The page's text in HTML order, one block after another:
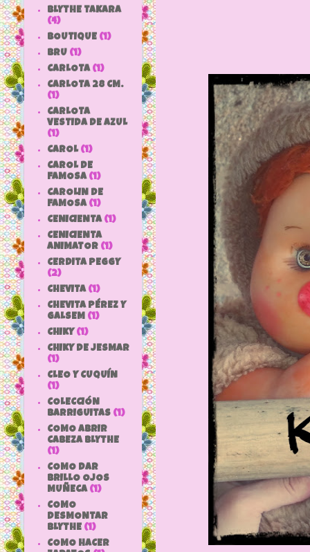
BLYTHE TAKARA
(4)
BOUTIQUE (1)
BRU (1)
CARLOTA (1)
CARLOTA 28 CM.
(1)
CARLOTA
VESTIDA DE AZUL
(1)
CAROL (1)
CAROL DE
FAMOSA (1)
CAROLIN DE
FAMOSA (1)
CENICIENTA (1)
CENICIENTA
ANIMATOR (1)
CERDITA PEGGY
(2)
CHEVITA (1)
CHEVITA PÉREZ Y
GALSEM (1)
CHIKY (1)
CHIKY DE JESMAR
(1)
CLEO Y CUQUÍN
(1)
COLECCIÓN
BARRIGUITAS (1)
COMO ABRIR
CABEZA BLYTHE
(1)
COMO DAR
BRILLO OJOS
MUÑECA (1)
COMO
DESMONTAR
BLYTHE (1)
COMO HACER